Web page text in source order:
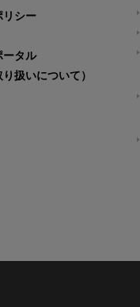
リシー
ータル
り扱いについて）